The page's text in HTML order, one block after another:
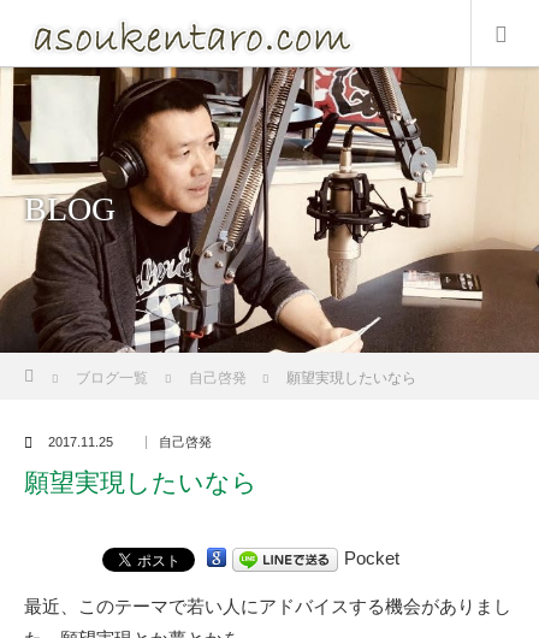
BLOG
ブログ一覧 自己啓発 願望実現したいなら
2017.11.25 自己啓発
願望実現したいなら
Pocket
最近、このテーマで若い人にアドバイスする機会がありまし